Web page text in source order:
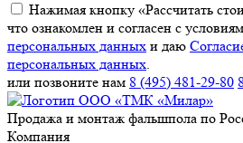
Нажимая кнопку «Рассчитать
что ознакомлен и согласен с
персональных данных и даю
персональных данных.
или позвоните нам 8 (495) 481-29-80
Продажа и монтаж фальшпола по
Компания